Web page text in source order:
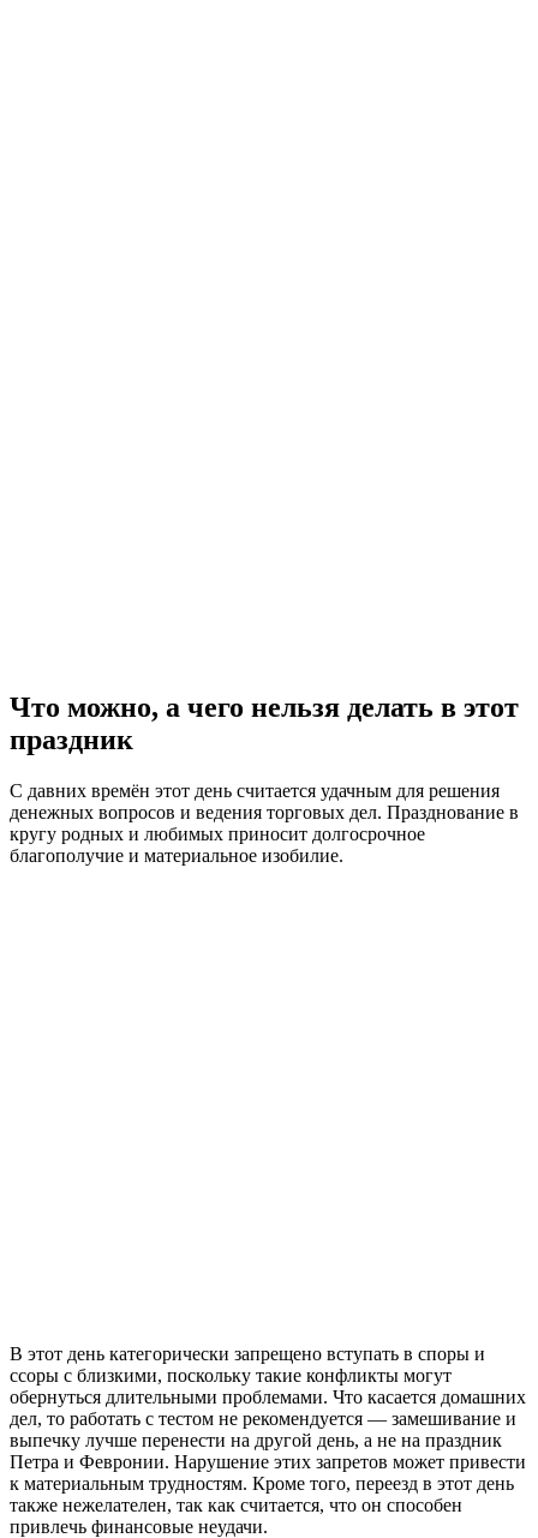
Что можно, а чего нельзя делать в этот
праздник
С давних времён этот день считается удачным для решения
денежных вопросов и ведения торговых дел. Празднование в
кругу родных и любимых приносит долгосрочное
благополучие и материальное изобилие.
В этот день категорически запрещено вступать в споры и
ссоры с близкими, поскольку такие конфликты могут
обернуться длительными проблемами. Что касается домашних
дел, то работать с тестом не рекомендуется — замешивание и
выпечку лучше перенести на другой день, а не на праздник
Петра и Февронии. Нарушение этих запретов может привести
к материальным трудностям. Кроме того, переезд в этот день
также нежелателен, так как считается, что он способен
привлечь финансовые неудачи.